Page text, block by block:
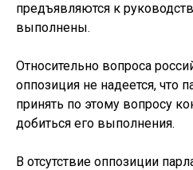
предъявляются к
выполнены.
Относительно вопроса
оппозиция не надеется, что
принять по этому вопросу
добиться его выполнения.
В отсутствие оппозиции